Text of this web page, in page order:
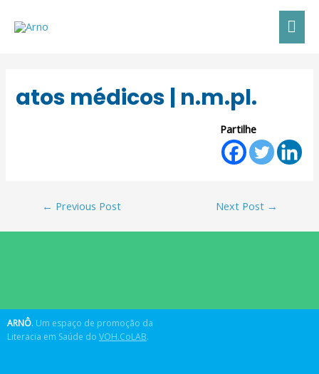
atos médicos | n.m.pl.
Partilhe
← Previous Post Next Post →
ARNÔ. Um espaço de promoção da
Literacia em Saúde do VOH.CoLAB.